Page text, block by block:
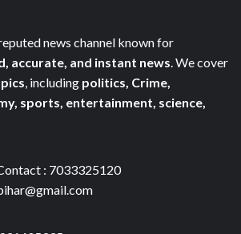
news channel known for
accurate, and instant news. We cover
, including politics, Crime,
sports, entertainment, science,
: 7033325120